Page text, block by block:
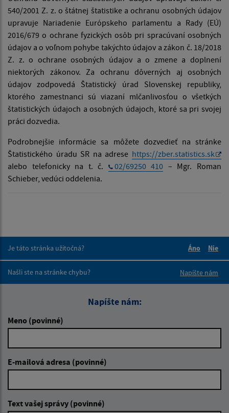
540/2001 Z. z. o štátnej štatistike a ochranu osobných údajov
upravuje Nariadenie Európskeho parlamentu a Rady (EÚ)
2016/679 o ochrane fyzických osôb pri spracúvaní osobných
údajov a o voľnom pohybe takýchto údajov a zákon č. 18/2018
Z. z. o ochrane osobných údajov a o zmene a doplnení
niektorých zákonov. Za ochranu dôverných aj osobných
údajov zodpovedá Štatistický úrad Slovenskej republiky,
ktorého zamestnanci sú viazaní mlčanlivosťou o všetkých
štatistických údajoch a osobných údajoch, ktoré sa pri svojej
práci dozvedia.
Podrobnejšie informácie sa môžete dozvedieť na stránke
Štatistického úradu SR na adrese https://zber.statistics.sk
alebo telefonicky na t. č.
02/69250 410 – Mgr. Roman
Schieber, vedúci oddelenia.
Je táto stránka užitočná?
Áno
Nie
Našli ste na stránke chybu?
Napíšte nám
Napíšte nám:
Meno (povinné)
E-mailová adresa (povinné)
Text vašej správy (povinné)